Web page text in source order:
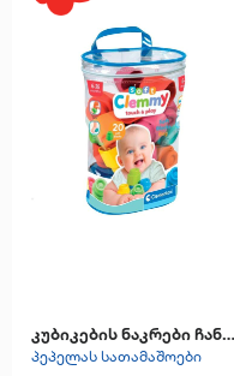
კუბიკების ნაკრები ჩანთა
პეპელას სათამაშოები